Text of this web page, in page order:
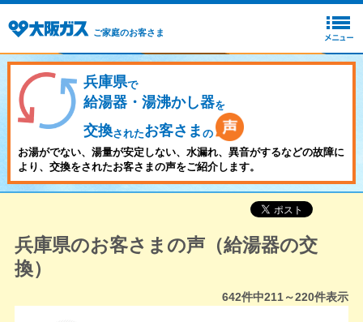
ご家庭のお客さま
兵庫県で
給湯器・湯沸かし器を
交換されたお客さま の
お湯がでない、湯量が安定しない、水漏れ、異音がするなどの故障に
より、交換をされたお客さまの声をご紹介します。
兵庫県のお客さまの声（給湯器の交
換）
642件中211～220件表示